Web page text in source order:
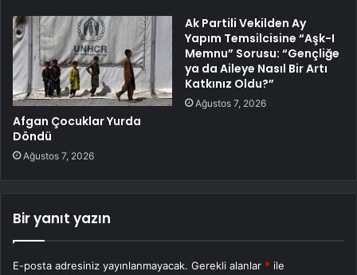
Afgan Çocuklar Yurda
Döndü
Ağustos 7, 2026
Ak Partili Vekilden Ay
Yapım Temsilcisine “Aşk-I
Memnu” Sorusu: “Gençliğe
ya da Aileye Nasıl Bir Artı
Katkınız Oldu?”
Ağustos 7, 2026
Bir yanıt yazın
E-posta adresiniz yayınlanmayacak. Gerekli alanlar * ile